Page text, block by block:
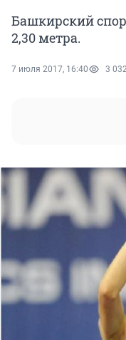
Башкирский
2,30 метра.
7 июля 2017, 16:40 3